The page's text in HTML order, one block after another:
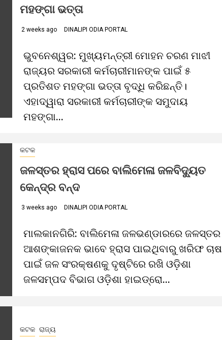
ମହଙ୍ଗା ଭତ୍ତା
2 weeks ago DINALIPI ODIA PORTAL
ଭୁବନେଶ୍ୱର: ମୁଖ୍ୟମନ୍ତ୍ରୀ ମୋହନ ଚରଣ ମାଝୀ
ରାଜ୍ୟର ସରକାରୀ କର୍ମଚାରୀମାନଙ୍କ ପାଇଁ ୫
ପ୍ରତିଶତ ମହଙ୍ଗା ଭତ୍ତା ବୃଦ୍ଧି କରିଛନ୍ତି।
ଏହାଦ୍ୱାରା ସରକାରୀ କର୍ମଚାରୀଙ୍କ ସମୁଦାୟ
ମହଙ୍ଗା...
କଟକ
ଜଳସ୍ତର ହ୍ରାସ ପରେ ବାଲିମେଳା ଜଳବିଦ୍ୟୁତ
କେନ୍ଦ୍ର ବନ୍ଦ
3 weeks ago DINALIPI ODIA PORTAL
ମାଲକାନଗିରି: ବାଲିମେଳା ଜଳଭଣ୍ଡାରରେ ଜଳସ୍ତର
ଆଶଙ୍କାଜନକ ଭାବେ ହ୍ରାସ ପାଇଥିବାରୁ ଖରିଫ ଚାଷ
ପାଇଁ ଜଳ ସଂରକ୍ଷଣକୁ ଦୃଷ୍ଟିରେ ରଖି ଓଡ଼ିଶା
ଜଳସମ୍ପଦ ବିଭାଗ ଓଡ଼ିଶା ହାଇଡ୍ରୋ...
କଟକ ରାଜ୍ୟ